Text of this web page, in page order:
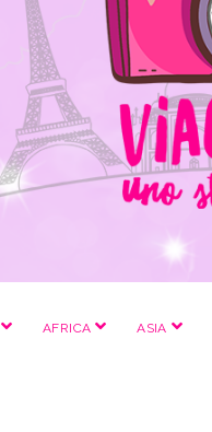
apri
AFRICA apri
ASIA apri